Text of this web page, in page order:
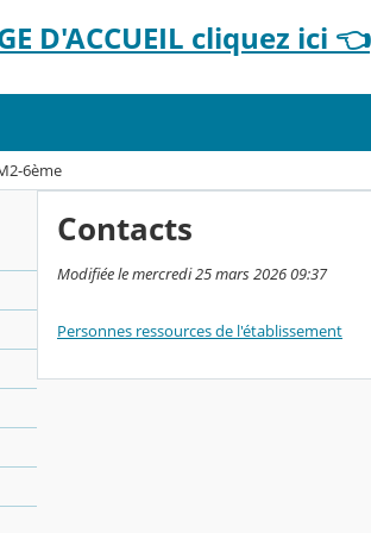
D'ACCUEIL cliquez ici 👈
6ème
Contacts
Modifiée le mercredi 25 mars 2026 09:37
Personnes ressources de l'établissement